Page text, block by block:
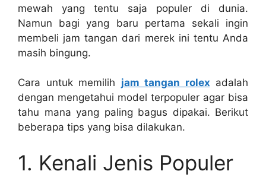
mewah yang tentu saja populer di dunia.
Namun bagi yang baru pertama sekali ingin
membeli jam tangan dari merek ini tentu Anda
masih bingung.
Cara untuk memilih jam tangan rolex adalah
dengan mengetahui model terpopuler agar bisa
tahu mana yang paling bagus dipakai. Berikut
beberapa tips yang bisa dilakukan.
1. Kenali Jenis Populer